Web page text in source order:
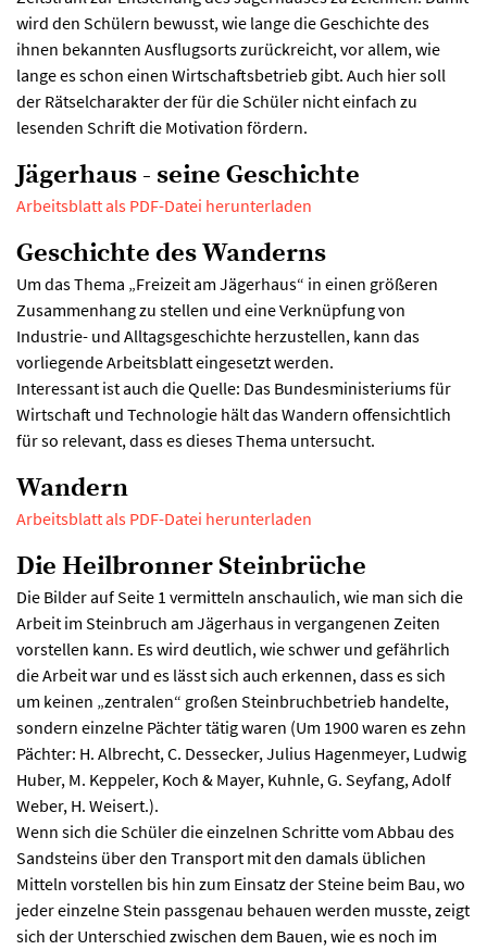
wird den Schülern bewusst, wie lange die Geschichte des
ihnen bekannten Ausflugsorts zurückreicht, vor allem, wie
lange es schon einen Wirtschaftsbetrieb gibt. Auch hier soll
der Rätselcharakter der für die Schüler nicht einfach zu
lesenden Schrift die Motivation fördern.
Jägerhaus - seine Geschichte
Arbeitsblatt als PDF-Datei herunterladen
Geschichte des Wanderns
Um das Thema „Freizeit am Jägerhaus“ in einen größeren
Zusammenhang zu stellen und eine Verknüpfung von
Industrie- und Alltagsgeschichte herzustellen, kann das
vorliegende Arbeitsblatt eingesetzt werden.
Interessant ist auch die Quelle: Das Bundesministeriums für
Wirtschaft und Technologie hält das Wandern offensichtlich
für so relevant, dass es dieses Thema untersucht.
Wandern
Arbeitsblatt als PDF-Datei herunterladen
Die Heilbronner Steinbrüche
Die Bilder auf Seite 1 vermitteln anschaulich, wie man sich die
Arbeit im Steinbruch am Jägerhaus in vergangenen Zeiten
vorstellen kann. Es wird deutlich, wie schwer und gefährlich
die Arbeit war und es lässt sich auch erkennen, dass es sich
um keinen „zentralen“ großen Steinbruchbetrieb handelte,
sondern einzelne Pächter tätig waren (Um 1900 waren es zehn
Pächter: H. Albrecht, C. Dessecker, Julius Hagenmeyer, Ludwig
Huber, M. Keppeler, Koch & Mayer, Kuhnle, G. Seyfang, Adolf
Weber, H. Weisert.).
Wenn sich die Schüler die einzelnen Schritte vom Abbau des
Sandsteins über den Transport mit den damals üblichen
Mitteln vorstellen bis hin zum Einsatz der Steine beim Bau, wo
jeder einzelne Stein passgenau behauen werden musste, zeigt
sich der Unterschied zwischen dem Bauen, wie es noch im